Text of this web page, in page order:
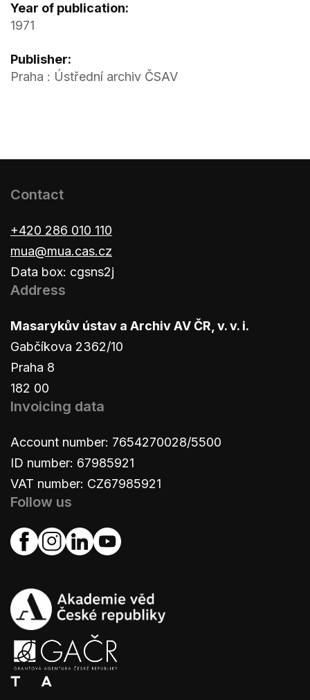
Year of publication:
1971
Publisher:
Praha : Ústřední archiv ČSAV
Contact
+420 286 010 110
mua@mua.cas.cz
Data box: cgsns2j
Address
Masarykův ústav a Archiv AV ČR, v. v. i.
Gabčíkova 2362/10
Praha 8
182 00
Invoicing data
Account number: 7654270028/5500
ID number: 67985921
VAT number: CZ67985921
Follow us